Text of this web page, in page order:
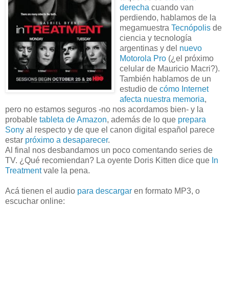
derecha cuando van
perdiendo, hablamos de la
megamuestra Tecnópolis de
ciencia y tecnología
argentinas y del nuevo
Motorola Pro (¿el próximo
celular de Mauricio Macri?).
También hablamos de un
estudio de cómo Internet
afecta nuestra memoria,
pero no estamos seguros -no nos acordamos bien- y la
probable tableta de Amazon, además de lo que prepara
Sony al respecto y de que el canon digital español parece
estar próximo a desaparecer.
Al final nos desbandamos un poco comentando series de
TV. ¿Qué recomiendan? La oyente Doris Kitten dice que In
Treatmentvale la pena.
Acá tienen el audio para descargar en formato MP3, o
escuchar online: